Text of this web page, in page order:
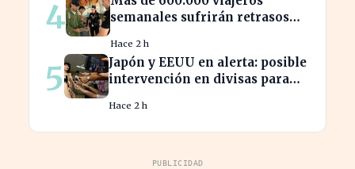
4
semanales sufrirán retrasos
Italia
Hace 2 h
5
Japón y EEUU en alerta: posible
intervención en divisas para
Hace 2 h
PUBLICIDAD